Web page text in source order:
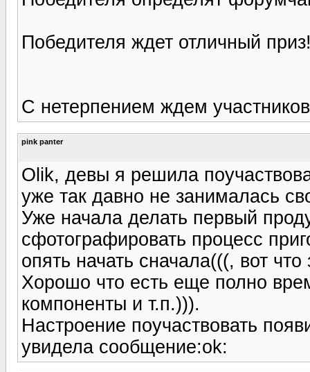
Победителя ждет отличный
С нетерпением ждем
pink panter
Olik, девы я решила
уже так давно не занималась
Уже начала делать первый
сфотографировать процесс
опять начать сначала(((, вот
Хорошо что есть еще полно
компоненты и т.п.))).
Настроение поучаствовать
увидела сообщение:ok: